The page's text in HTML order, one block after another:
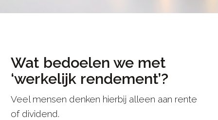
Wat bedoelen we met
‘werkelijk rendement’?
Veel mensen denken hierbij alleen aan rente
of dividend.